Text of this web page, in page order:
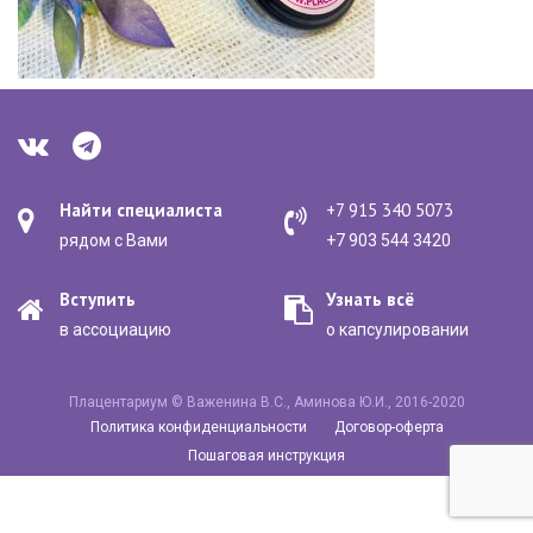
+7 915 340 5073
+7 903 544 3420
Найти специалиста
рядом с Вами
Узнать всё
о капсулировании
Вступить
в ассоциацию
Плацентариум © Важенина В.С., Аминова Ю.И., 2016-2020
Политика конфиденциальности
Договор-оферта
Пошаговая инструкция